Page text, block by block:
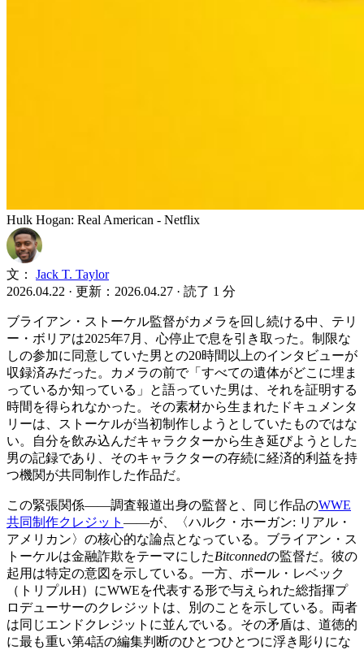
Hulk Hogan: Real American - Netflix
文：
Jack T. Taylor
2026.04.22 · 更新：2026.04.27 · 読了 1 分
ブライアン・ストーケル監督がカメラを回し続ける中、テリ
ー・ボリアは2025年7月、心停止で息を引き取った。制限な
しの参加に同意していた男との20時間以上のインタビューが
収録済みだった。カメラの前で「すべての遺体がどこに埋ま
っているか知っている」と語っていた男は、それを証明する
時間を得られなかった。その素材から生まれたドキュメンタ
リーは、ストーケルが当初制作しようとしていたものではな
い。自分を飲み込んだキャラクターから生き延びようとした
男の記録であり、そのキャラクターの存続に経済的利益を持
つ機関が共同制作した作品だ。
この緊張関係——調査報道出身の監督と、同じ作品のWWE
共同制作クレジット ——が、〈ハルク・ホーガン: リアル・
アメリカン〉の核心的な論点となっている。ブライアン・ス
トーケルは金融詐欺をテーマにしたBitconnedの監督だ。彼の
起用は特定の意図を示している。一方、ポール・レベック
（トリプルH）にWWEを代表する形で与えられた総指揮プ
ロデューサーのクレジットは、別のことを示している。両者
は同じエンドクレジットに並んでいる。その矛盾は、道徳的
に最も重い第4話の編集判断のひとつひとつに浮き彫りにな